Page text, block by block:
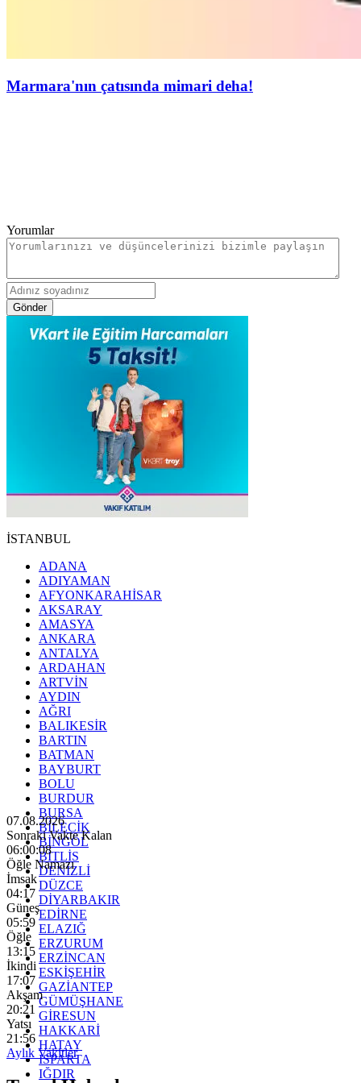
Marmara'nın çatısında mimari deha!
Yorumlar
Gönder
İSTANBUL
ADANA
ADIYAMAN
AFYONKARAHİSAR
AKSARAY
AMASYA
ANKARA
ANTALYA
ARDAHAN
ARTVİN
AYDIN
AĞRI
BALIKESİR
BARTIN
BATMAN
BAYBURT
BOLU
BURDUR
BURSA
BİLECİK
BİNGÖL
BİTLİS
DENİZLİ
DÜZCE
DİYARBAKIR
EDİRNE
ELAZIĞ
ERZURUM
ERZİNCAN
ESKİŞEHİR
GAZİANTEP
GÜMÜŞHANE
GİRESUN
HAKKARİ
HATAY
ISPARTA
IĞDIR
07.08.2026
Sonraki Vakte Kalan
06:00:06
Öğle Namazı
İmsak
04:17
Güneş
05:59
Öğle
13:15
İkindi
17:07
Akşam
20:21
Yatsı
21:56
Aylık Vakitler